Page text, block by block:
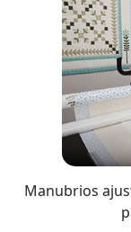
Manubrios